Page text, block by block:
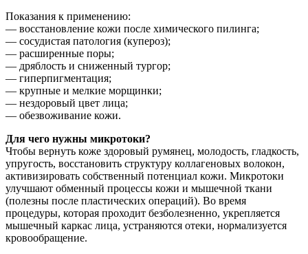
Показания к применению:
— восстановление кожи после химического пилинга;
— сосудистая патология (купероз);
— расширенные поры;
— дряблость и сниженный тургор;
— гиперпигментация;
— крупные и мелкие морщинки;
— нездоровый цвет лица;
— обезвоживание кожи.
Для чего нужны микротоки?
Чтобы вернуть коже здоровый румянец, молодость, гладкость,
упругость, восстановить структуру коллагеновых волокон,
активизировать собственный потенциал кожи. Микротоки
улучшают обменный процессы кожи и мышечной ткани
(полезны после пластических операций). Во время
процедуры, которая проходит безболезненно, укрепляется
мышечный каркас лица, устраняются отеки, нормализуется
кровообращение.